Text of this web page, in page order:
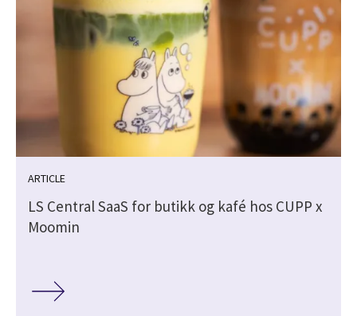
ARTICLE
LS Central SaaS for butikk og kafé hos CUPP x
Moomin